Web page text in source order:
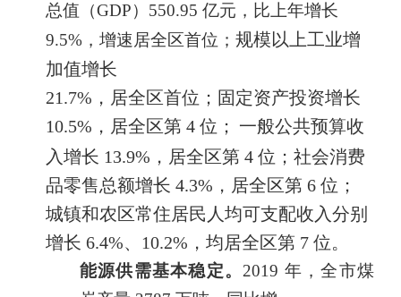
总值 （GDP）550.95 亿元，比上年增长
9.5%，增速居全区首位；规模以上工业增
加值增长
21.7%，居全区首位；固定资产投资增长
10.5%，居全区第4 位； 一般公共预算收
入增长 13.9%，居全区第4 位；社会消费
品零售总额增长4.3%，居全区第6 位；
城镇和农区常住居民人均可支配收入分别
增长6.4%、10.2%，均居全区第 7 位。
能源供需基本稳定。 2019 年，全市煤